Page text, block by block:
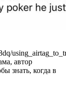
автор
знать, когда в